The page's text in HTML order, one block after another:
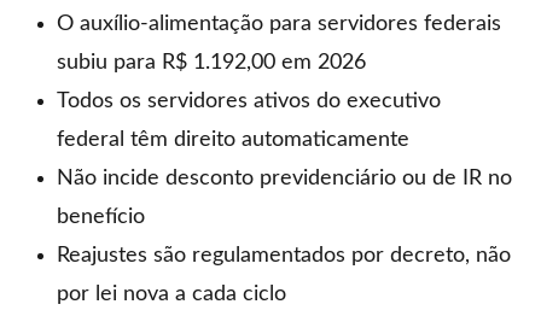
O auxílio-alimentação para servidores federais
subiu para R$ 1.192,00 em 2026
Todos os servidores ativos do executivo
federal têm direito automaticamente
Não incide desconto previdenciário ou de IR no
benefício
Reajustes são regulamentados por decreto, não
por lei nova a cada ciclo